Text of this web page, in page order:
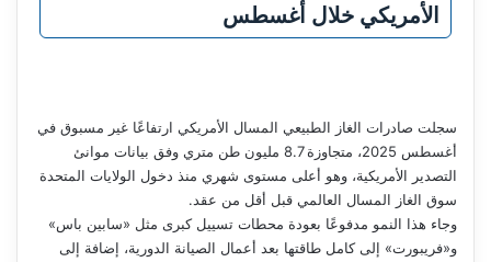
الأمريكي خلال أغسطس
سجلت صادرات الغاز الطبيعي المسال الأمريكي ارتفاعًا غير مسبوق في
أغسطس 2025، متجاوزة 8.7 مليون طن متري وفق بيانات موانئ
التصدير الأمريكية، وهو أعلى مستوى شهري منذ دخول الولايات المتحدة
سوق الغاز المسال العالمي قبل أقل من عقد.
وجاء هذا النمو مدفوعًا بعودة محطات تسييل كبرى مثل «سابين باس»
و«فريبورت» إلى كامل طاقتها بعد أعمال الصيانة الدورية، إضافة إلى